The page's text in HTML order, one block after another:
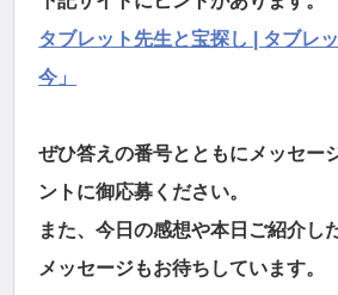
タブレット先生と宝探し | タブレ
今」
ぜひ答えの番号とともにメッセー
ントに御応募ください。
また、今日の感想や本日ご紹介し
メッセージもお待ちしています。